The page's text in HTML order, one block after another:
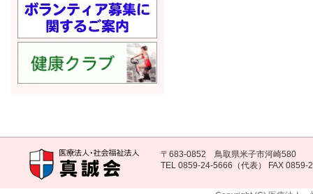
〒683-0852 鳥取県米子市河崎580
TEL 0859-24-5666（代表） FAX 0859-